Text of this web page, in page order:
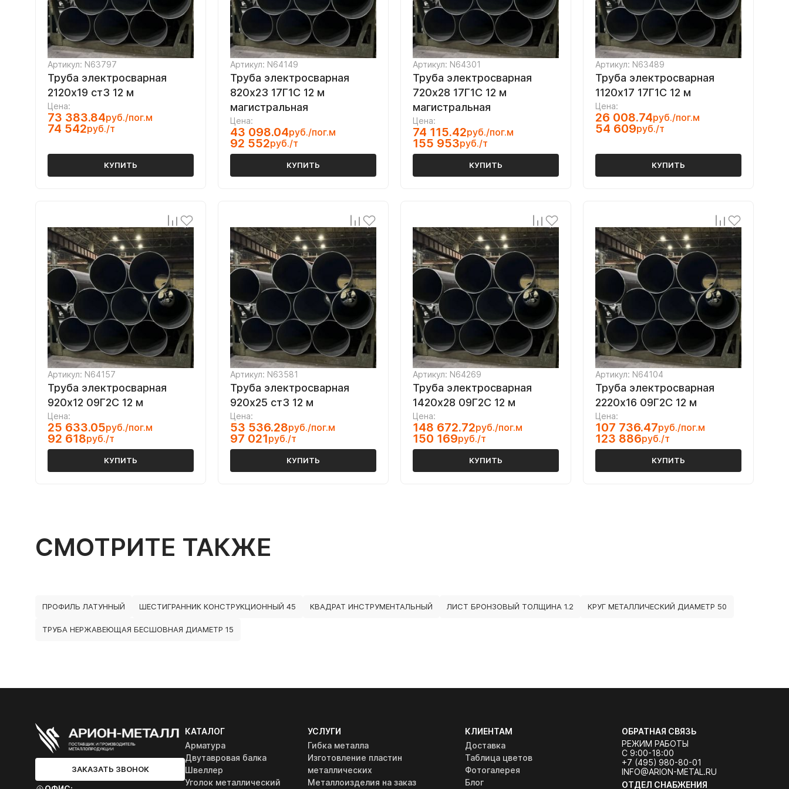
Артикул: N63797
Труба электросварная
2120х19 ст3 12 м
Цена:
73 383.84руб./пог.м
74 542руб./т
КУПИТЬ
Артикул: N64149
Труба электросварная
820х23 17Г1С 12 м
магистральная
Цена:
43 098.04руб./пог.м
92 552руб./т
КУПИТЬ
Артикул: N64301
Труба электросварная
720х28 17Г1С 12 м
магистральная
Цена:
74 115.42руб./пог.м
155 953руб./т
КУПИТЬ
Артикул: N63489
Труба электросварная
1120х17 17Г1С 12 м
Цена:
26 008.74руб./пог.м
54 609руб./т
КУПИТЬ
Артикул: N64157
Труба электросварная
920х12 09Г2С 12 м
Цена:
25 633.05руб./пог.м
92 618руб./т
КУПИТЬ
Артикул: N63581
Труба электросварная
920х25 ст3 12 м
Цена:
53 536.28руб./пог.м
97 021руб./т
КУПИТЬ
Артикул: N64269
Труба электросварная
1420х28 09Г2С 12 м
Цена:
148 672.72руб./пог.м
150 169руб./т
КУПИТЬ
Артикул: N64104
Труба электросварная
2220х16 09Г2С 12 м
Цена:
107 736.47руб./пог.м
123 886руб./т
КУПИТЬ
СМОТРИТЕ ТАКЖЕ
ПРОФИЛЬ ЛАТУННЫЙ ШЕСТИГРАННИК КОНСТРУКЦИОННЫЙ 45 КВАДРАТ ИНСТРУМЕНТАЛЬНЫЙ ЛИСТ БРОНЗОВЫЙ ТОЛЩИНА 1.2 КРУГ МЕТАЛЛИЧЕСКИЙ ДИАМЕТР 50
ТРУБА НЕРЖАВЕЮЩАЯ БЕСШОВНАЯ ДИАМЕТР 15
ЗАКАЗАТЬ ЗВОНОК
КАТАЛОГ
Арматура
Двутавровая балка
Швеллер
Уголок металлический
УСЛУГИ
Гибка металла
Изготовление пластин
металлических
Металлоизделия на заказ
КЛИЕНТАМ
Доставка
Таблица цветов
Фотогалерея
Блог
ОБРАТНАЯ СВЯЗЬ
РЕЖИМ РАБОТЫ
С 9:00-18:00
+7 (495) 980-80-01
INFO@ARION-METAL.RU
ОТДЕЛ СНАБЖЕНИЯ